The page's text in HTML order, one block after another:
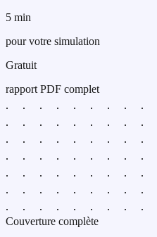
5 min
pour votre simulation
Gratuit
rapport PDF complet
Couverture complète